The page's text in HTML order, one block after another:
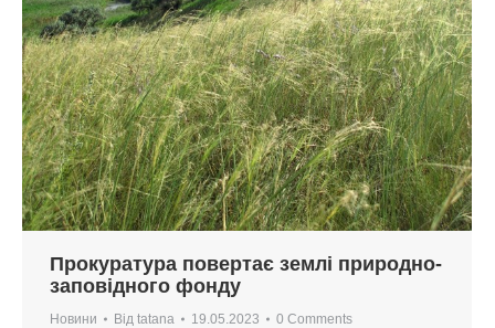
Прокуратура повертає землі природно-
заповідного фонду
Новини Від tatana 19.05.2023 0 Comments